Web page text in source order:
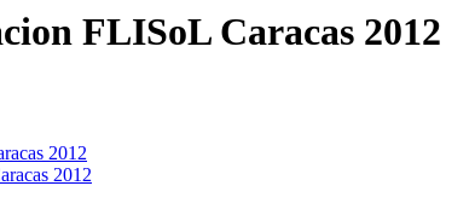
FLISoL Caracas 2012
2012
2012